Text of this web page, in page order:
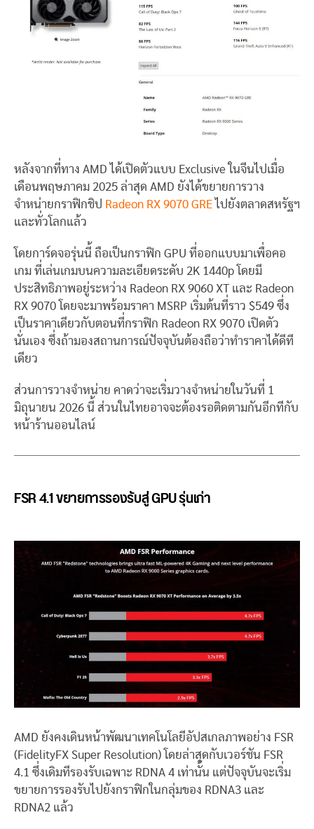
หลังจากที่ทาง AMD ได้เปิดตัวแบบ Exclusive ในจีนไปเมื่อ
เดือนพฤษภาคม 2025 ล่าสุด AMD ยังได้ขยายการวาง
จำหน่ายกราฟิกชิป Radeon RX 9070 GRE ไปยังตลาดสหรัฐฯ
และทั่วโลกแล้ว
โดยการ์ดจอรุ่นนี้ ถือเป็นกราฟิก GPU ที่ออกแบบมาเพื่อคอ
เกม ที่เล่นเกมบนความละเอียดระดับ 2K 1440p โดยมี
ประสิทธิภาพอยู่ระหว่าง Radeon RX 9060 XT และ Radeon
RX 9070 โดยจะมาพร้อมราคา MSRP เริ่มต้นที่ราว $549 ซึ่ง
เป็นราคาเดียวกับตอนที่กราฟิก Radeon RX 9070 เปิดตัว
นั่นเอง ซึ่งถ้ามองสถานการณ์ปัจจุบันต้องถือว่าทำราคาได้ดีที
เดียว
ส่วนการวางจำหน่าย คาดว่าจะเริ่มวางจำหน่ายในวันที่ 1
มิถุนายน 2026 นี้ ส่วนในไทยอาจจะต้องรอติดตามกันอีกทีกับ
หน้าร้านออนไลน์
FSR 4.1 ขยายการรองรับสู่ GPU รุ่นเก่า
AMD ยังคงเดินหน้าพัฒนาเทคโนโลยีอัปสเกลภาพอย่าง FSR
(FidelityFX Super Resolution) โดยล่าสุดกับเวอร์ชัน FSR
4.1 ซึ่งเดิมทีรองรับเฉพาะ RDNA 4 เท่านั้น แต่ปัจจุบันจะเริ่ม
ขยายการรองรับไปยังกราฟิกในกลุ่มของ RDNA3 และ
RDNA2 แล้ว